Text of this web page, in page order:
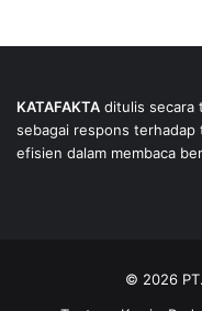
KATAFAKTA ditulis secara
sebagai respons terhadap
efisien dalam membaca
© 2026